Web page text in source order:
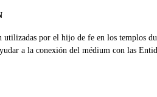
por el hijo de fe en los templos
a la conexión del médium con las